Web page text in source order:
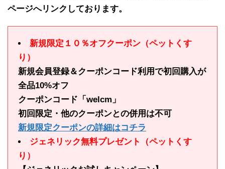
ページへリンクしております。
新規限定１０％オフクーポン（ペットくす
り）
新規会員登録＆クーポンコード利用で初回購入が
全品10%オフ
クーポンコード「welcm」
初回限定・他のクーポンとの併用は不可
新規限定クーポンの詳細はコチラ
ジェネリック無料プレゼント（ペットくす
り）